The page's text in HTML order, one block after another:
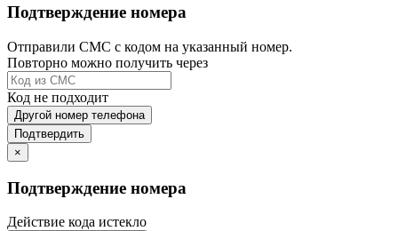
Подтверждение номера
Отправили СМС с кодом на указанный номер.
Повторно можно получить через
Код не подходит
Другой номер телефона
Подтвердить
×
Подтверждение номера
Действие кода истекло